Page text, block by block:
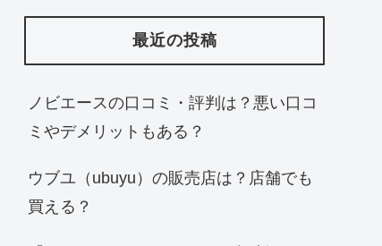
最近の投稿
ノビエースの口コミ・評判は？悪い口コ
ミやデメリットもある？
ウブユ（ubuyu）の販売店は？店舗でも
買える？